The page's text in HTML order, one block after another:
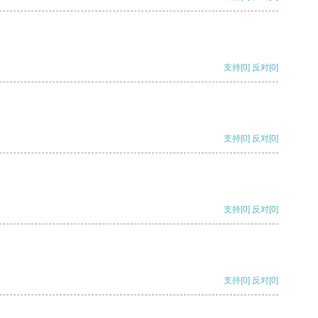
支持[0] 反对[0]
支持[0] 反对[0]
支持[0] 反对[0]
支持[0] 反对[0]